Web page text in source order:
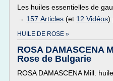
Les huiles essentielles de
→ 157 Articles (et 12 Vidéos)
HUILE DE ROSE »
ROSA DAMASCENA
Rose de Bulgarie
ROSA DAMASCENA Mill.